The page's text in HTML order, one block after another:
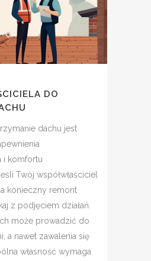
DO
dachu jest
i komfortu
Twój współwłaściciel
konieczny remont
z podjęciem działań.
może prowadzić do
a nawet zawalenia się
własność wymaga